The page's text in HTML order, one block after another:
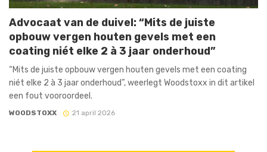
Advocaat van de duivel: “Mits de juiste
opbouw vergen houten gevels met een
coating niét elke 2 à 3 jaar onderhoud”
“Mits de juiste opbouw vergen houten gevels met een coating
niét elke 2 à 3 jaar onderhoud”, weerlegt Woodstoxx in dit artikel
een fout vooroordeel.
WOODSTOXX 21 april 2026